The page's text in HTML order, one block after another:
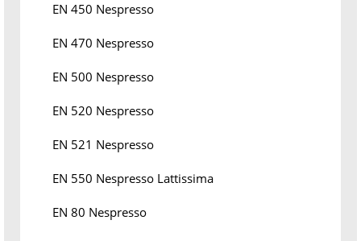
EN 450 Nespresso
EN 470 Nespresso
EN 500 Nespresso
EN 520 Nespresso
EN 521 Nespresso
EN 550 Nespresso Lattissima
EN 80 Nespresso